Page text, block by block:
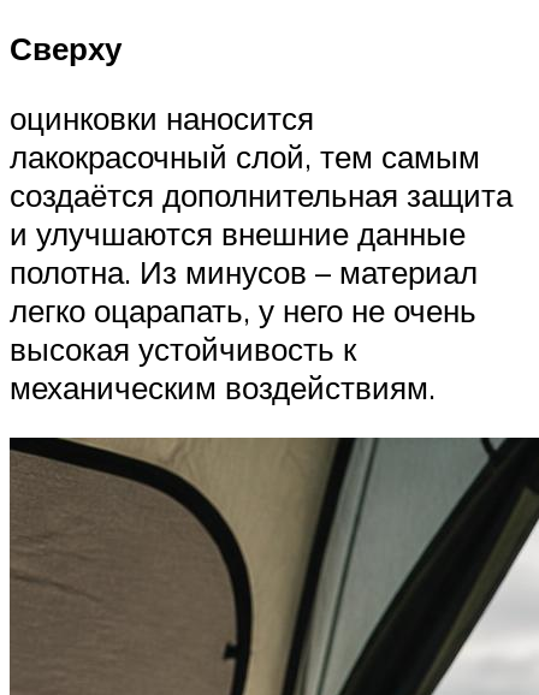
Сверху
оцинковки наносится
лакокрасочный слой, тем самым
создаётся дополнительная защита
и улучшаются внешние данные
полотна. Из минусов – материал
легко оцарапать, у него не очень
высокая устойчивость к
механическим воздействиям.